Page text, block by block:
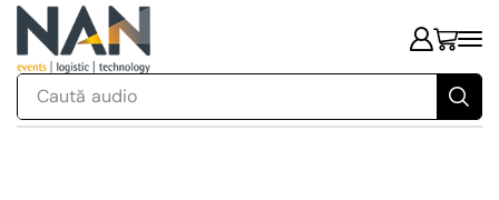
Caută audio